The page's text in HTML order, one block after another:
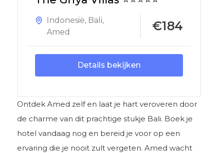
Indonesië, Bali,
Amed
€184
Details bekijken
Ontdek Amed zelf en laat je hart veroveren door
de charme van dit prachtige stukje Bali. Boek je
hotel vandaag nog en bereid je voor op een
ervaring die je nooit zult vergeten. Amed wacht